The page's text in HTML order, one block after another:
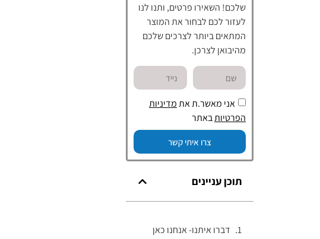
שלכם! השאירו פרטים, ותנו לנו
לעזור לכם לבחור את המוצר
המתאים ביותר לצרכים שלכם
מהיבואן לצרכן.
אני מאשר.ת אתמדיניות
הפרטיותבאתר
צרו איתי קשר
תוכן עניינים
דברו איתנו- אנחנו כאן